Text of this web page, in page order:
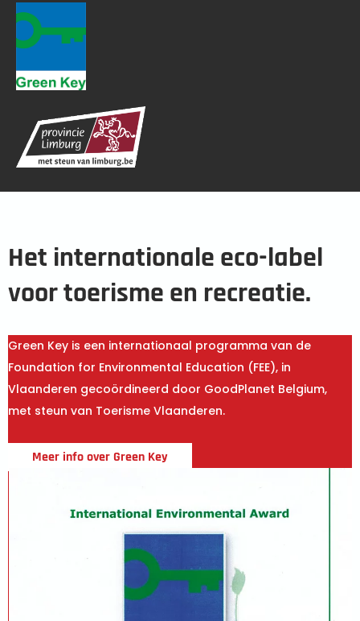
Het internationale eco-label
voor toerisme en recreatie.
Green Key is een internationaal programma van de
Foundation for Environmental Education (FEE), in
Vlaanderen gecoördineerd door GoodPlanet Belgium,
met steun van Toerisme Vlaanderen.
Meer info over Green Key